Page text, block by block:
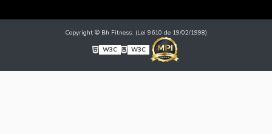
Copyright © Bh Fitness. (Lei 9610 de 19/02/1998)
W3C
W3C